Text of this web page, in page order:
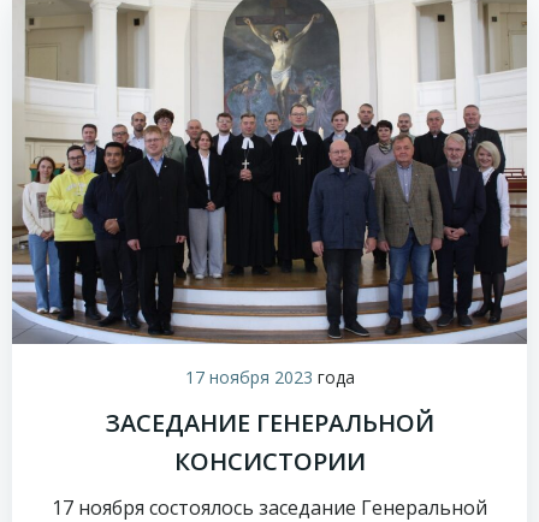
17 ноября 2023 года
ЗАСЕДАНИЕ ГЕНЕРАЛЬНОЙ
КОНСИСТОРИИ
17 ноября состоялось заседание Генеральной